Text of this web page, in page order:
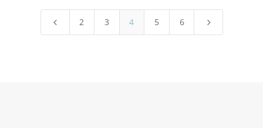
4 2 3 4 5 6 5